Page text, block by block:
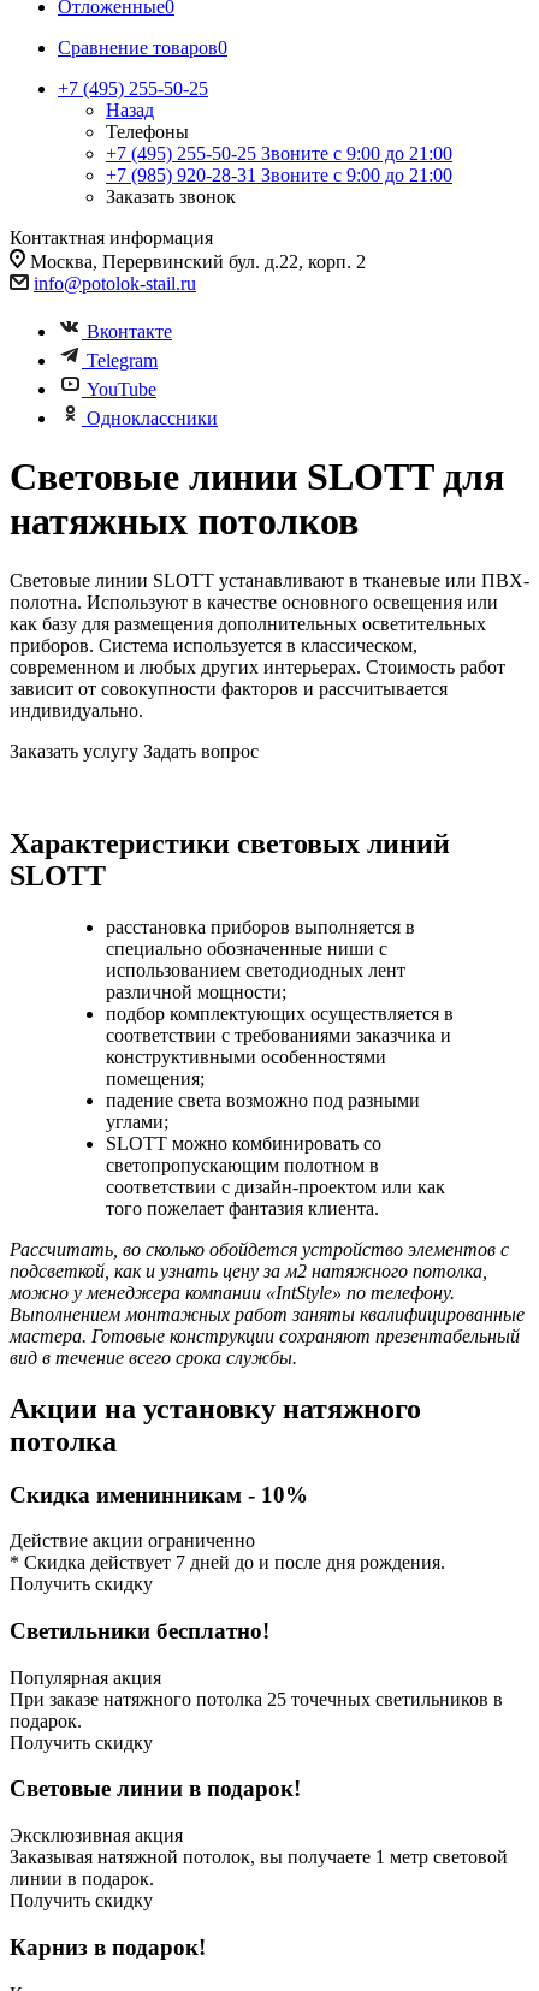
Отложенные0
Сравнение товаров0
+7 (495) 255-50-25
Назад
Телефоны
+7 (495) 255-50-25 Звоните с 9:00 до 21:00
+7 (985) 920-28-31 Звоните с 9:00 до 21:00
Заказать звонок
Контактная информация
Москва, Перервинский бул. д.22, корп. 2
info@potolok-stail.ru
Вконтакте
Telegram
YouTube
Одноклассники
Световые линии SLOTT для
натяжных потолков
Световые линии SLOTT устанавливают в тканевые или ПВХ-
полотна. Используют в качестве основного освещения или
как базу для размещения дополнительных осветительных
приборов. Система используется в классическом,
современном и любых других интерьерах. Стоимость работ
зависит от совокупности факторов и рассчитывается
индивидуально.
Заказать услугу Задать вопрос
Характеристики световых линий
SLOTT
расстановка приборов выполняется в
специально обозначенные ниши с
использованием светодиодных лент
различной мощности;
подбор комплектующих осуществляется в
соответствии с требованиями заказчика и
конструктивными особенностями
помещения;
падение света возможно под разными
углами;
SLOTT можно комбинировать со
светопропускающим полотном в
соответствии с дизайн-проектом или как
того пожелает фантазия клиента.
Рассчитать, во сколько обойдется устройство элементов с
подсветкой, как и узнать цену за м2 натяжного потолка,
можно у менеджера компании «IntStyle» по телефону.
Выполнением монтажных работ заняты квалифицированные
мастера. Готовые конструкции сохраняют презентабельный
вид в течение всего срока службы.
Акции на установку натяжного
потолка
Скидка именинникам - 10%
Действие акции ограниченно
* Скидка действует 7 дней до и после дня рождения.
Получить скидку
Светильники бесплатно!
Популярная акция
При заказе натяжного потолка 25 точечных светильников в
подарок.
Получить скидку
Световые линии в подарок!
Эксклюзивная акция
Заказывая натяжной потолок, вы получаете 1 метр световой
линии в подарок.
Получить скидку
Карниз в подарок!